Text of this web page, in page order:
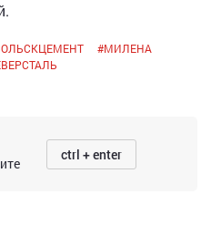
#МИЛЕНА
ctrl + enter